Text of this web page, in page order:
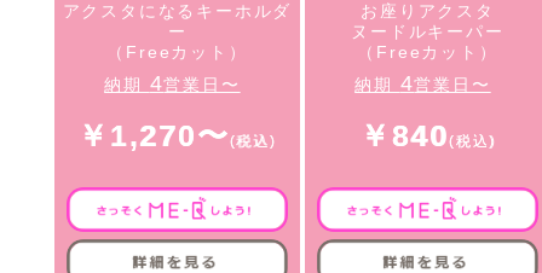
アクスタになるキーホルダ
ー
（Freeカット）
納期 4営業日〜
￥1,270〜
お座りアクスタ
ヌードルキーパー
（Freeカット）
納期 4営業日〜
￥840